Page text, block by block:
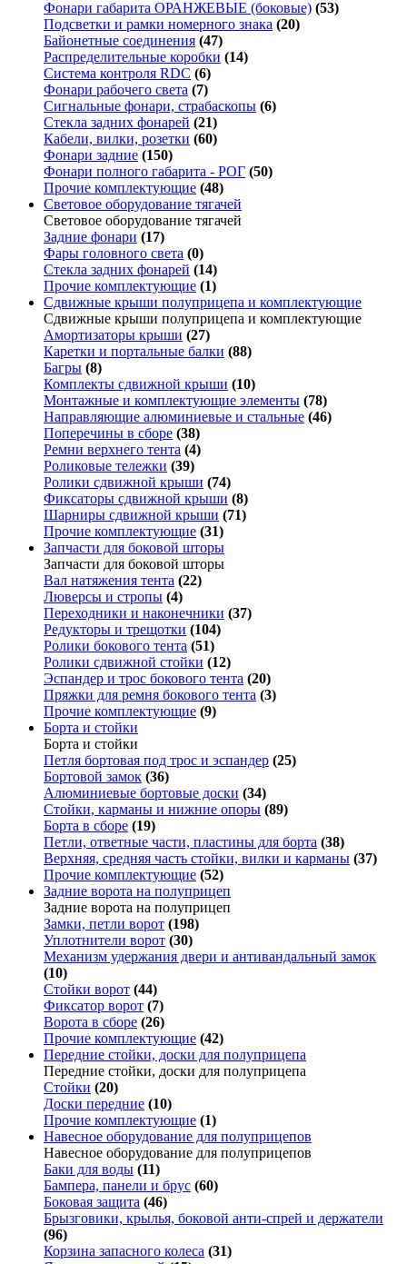
Фонари габарита ОРАНЖЕВЫЕ (боковые) (53)
Подсветки и рамки номерного знака (20)
Байонетные соединения (47)
Распределительные коробки (14)
Система контроля RDC (6)
Фонари рабочего света (7)
Сигнальные фонари, страбаскопы (6)
Стекла задних фонарей (21)
Кабели, вилки, розетки (60)
Фонари задние (150)
Фонари полного габарита - РОГ (50)
Прочие комплектующие (48)
Световое оборудование тягачей
Световое оборудование тягачей
Задние фонари (17)
Фары головного света (0)
Стекла задних фонарей (14)
Прочие комплектующие (1)
Сдвижные крыши полуприцепа и комплектующие
Сдвижные крыши полуприцепа и комплектующие
Амортизаторы крыши (27)
Каретки и портальные балки (88)
Багры (8)
Комплекты сдвижной крыши (10)
Монтажные и комплектующие элементы (78)
Направляющие алюминиевые и стальные (46)
Поперечины в сборе (38)
Ремни верхнего тента (4)
Роликовые тележки (39)
Ролики сдвижной крыши (74)
Фиксаторы сдвижной крыши (8)
Шарниры сдвижной крыши (71)
Прочие комплектующие (31)
Запчасти для боковой шторы
Запчасти для боковой шторы
Вал натяжения тента (22)
Люверсы и стропы (4)
Переходники и наконечники (37)
Редукторы и трещотки (104)
Ролики бокового тента (51)
Ролики сдвижной стойки (12)
Эспандер и трос бокового тента (20)
Пряжки для ремня бокового тента (3)
Прочие комплектующие (9)
Борта и стойки
Борта и стойки
Петля бортовая под трос и эспандер (25)
Бортовой замок (36)
Алюминиевые бортовые доски (34)
Стойки, карманы и нижние опоры (89)
Борта в сборе (19)
Петли, ответные части, пластины для борта (38)
Верхняя, средняя часть стойки, вилки и карманы (37)
Прочие комплектующие (52)
Задние ворота на полуприцеп
Задние ворота на полуприцеп
Замки, петли ворот (198)
Уплотнители ворот (30)
Механизм удержания двери и антивандальный замок
(10)
Стойки ворот (44)
Фиксатор ворот (7)
Ворота в сборе (26)
Прочие комплектующие (42)
Передние стойки, доски для полуприцепа
Передние стойки, доски для полуприцепа
Стойки (20)
Доски передние (10)
Прочие комплектующие (1)
Навесное оборудование для полуприцепов
Навесное оборудование для полуприцепов
Баки для воды (11)
Бампера, панели и брус (60)
Боковая защита (46)
Брызговики, крылья, боковой анти-спрей и держатели
(96)
Корзина запасного колеса (31)